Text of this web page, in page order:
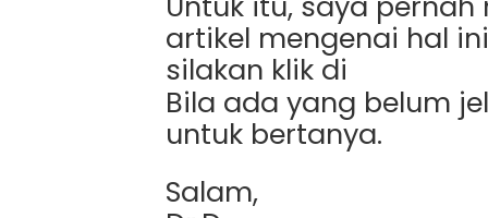
artikel mengenai hal
silakan klik di
Bila ada yang belum
untuk bertanya.
Salam,